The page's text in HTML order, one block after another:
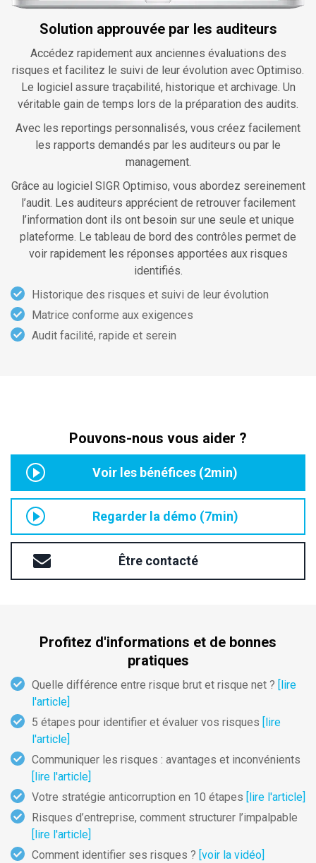
Solution approuvée par les auditeurs
Accédez rapidement aux anciennes évaluations des
risques et facilitez le suivi de leur évolution avec Optimiso.
Le logiciel assure traçabilité, historique et archivage. Un
véritable gain de temps lors de la préparation des audits.
Avec les reportings personnalisés, vous créez facilement
les rapports demandés par les auditeurs ou par le
management.
Grâce au logiciel SIGR Optimiso, vous abordez sereinement
l’audit. Les auditeurs apprécient de retrouver facilement
l’information dont ils ont besoin sur une seule et unique
plateforme. Le tableau de bord des contrôles permet de
voir rapidement les réponses apportées aux risques
identifiés.
Historique des risques et suivi de leur évolution
Matrice conforme aux exigences
Audit facilité, rapide et serein
Pouvons-nous vous aider ?
Voir les bénéfices (2min)
Regarder la démo (7min)
Être contacté
Profitez d'informations et de bonnes
pratiques
Quelle différence entre risque brut et risque net ? [lire
l'article]
5 étapes pour identifier et évaluer vos risques [lire
l'article]
Communiquer les risques : avantages et inconvénients
[lire l'article]
Votre stratégie anticorruption en 10 étapes [lire l'article]
Risques d’entreprise, comment structurer l’impalpable
[lire l'article]
Comment identifier ses risques ? [voir la vidéo]